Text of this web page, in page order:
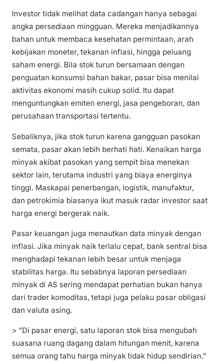
Investor tidak melihat data cadangan hanya sebagai
angka persediaan mingguan. Mereka menjadikannya
bahan untuk membaca kesehatan permintaan, arah
kebijakan moneter, tekanan inflasi, hingga peluang
saham energi. Bila stok turun bersamaan dengan
penguatan konsumsi bahan bakar, pasar bisa menilai
aktivitas ekonomi masih cukup solid. Itu dapat
menguntungkan emiten energi, jasa pengeboran, dan
perusahaan transportasi tertentu.
Sebaliknya, jika stok turun karena gangguan pasokan
semata, pasar akan lebih berhati hati. Kenaikan harga
minyak akibat pasokan yang sempit bisa menekan
sektor lain, terutama industri yang biaya energinya
tinggi. Maskapai penerbangan, logistik, manufaktur,
dan petrokimia biasanya ikut masuk radar investor saat
harga energi bergerak naik.
Pasar keuangan juga menautkan data minyak dengan
inflasi. Jika minyak naik terlalu cepat, bank sentral bisa
menghadapi tekanan lebih besar untuk menjaga
stabilitas harga. Itu sebabnya laporan persediaan
minyak di AS sering mendapat perhatian bukan hanya
dari trader komoditas, tetapi juga pelaku pasar obligasi
dan valuta asing.
> “Di pasar energi, satu laporan stok bisa mengubah
suasana ruang dagang dalam hitungan menit, karena
semua orang tahu harga minyak tidak hidup sendirian.”